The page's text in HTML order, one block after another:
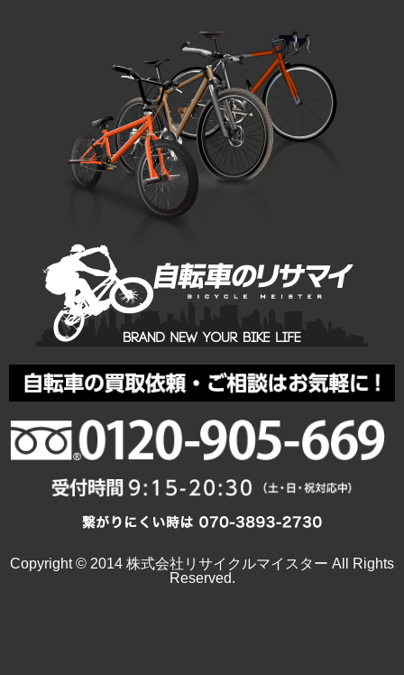
Copyright © 2014 株式会社リサイクルマイスター All Rights
Reserved.